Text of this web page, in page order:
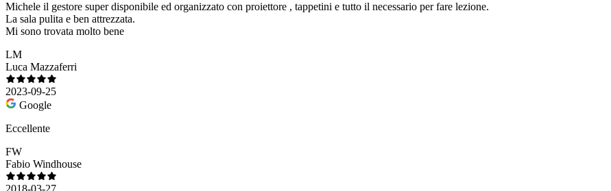
Michele il gestore super disponibile ed organizzato con proiettore , tappetini e tutto il necessario per fare lezione.
La sala pulita e ben attrezzata.
Mi sono trovata molto bene
LM
Luca Mazzaferri
2023-09-25
Google
Eccellente
FW
Fabio Windhouse
2018-03-27